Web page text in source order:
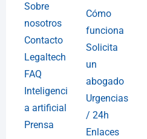
Sobre
nosotros
Contacto
Legaltech
FAQ
Inteligenci
a artificial
Prensa
Cómo
funciona
Solicita
un
abogado
Urgencias
/ 24h
Enlaces